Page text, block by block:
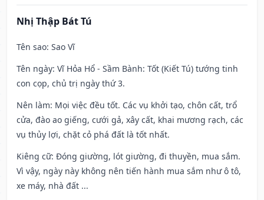
Nhị Thập Bát Tú
Tên sao: Sao Vĩ
Tên ngày: Vĩ Hỏa Hổ - Sầm Bành: Tốt (Kiết Tú) tướng tinh
con cọp, chủ trị ngày thứ 3.
Nên làm: Mọi việc đều tốt. Các vụ khởi tạo, chôn cất, trổ
cửa, đào ao giếng, cưới gả, xây cất, khai mương rạch, các
vụ thủy lợi, chặt cỏ phá đất là tốt nhất.
Kiêng cữ: Đóng giường, lót giường, đi thuyền, mua sắm.
Vì vậy, ngày này không nên tiến hành mua sắm như ô tô,
xe máy, nhà đất ...